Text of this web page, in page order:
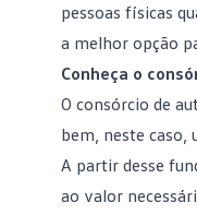
pessoas físicas
a melhor opção
Conheça o
O consórcio de
bem, neste caso,
A partir desse
ao valor